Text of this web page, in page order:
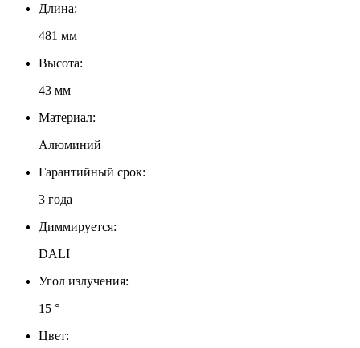
Длина:
481 мм
Высота:
43 мм
Материал:
Алюминий
Гарантийный срок:
3 года
Диммируется:
DALI
Угол излучения:
15 °
Цвет: